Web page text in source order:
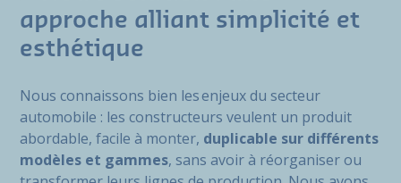
approche alliant simplicité et
esthétique
Nous connaissons bien les enjeux du secteur
automobile : les constructeurs veulent un produit
abordable, facile à monter, duplicable sur différents
modèles et gammes, sans avoir à réorganiser ou